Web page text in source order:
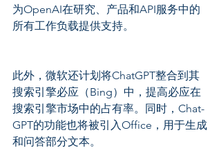
为OpenAI在研究、产品和API服务中的
所有工作负载提供支持。
此外，微软还计划将ChatGPT整合到其
搜索引擎必应（Bing）中，提高必应在
搜索引擎市场中的占有率。同时，Chat-
GPT的功能也将被引入Office，用于生成
和问答部分文本。